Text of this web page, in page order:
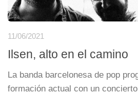
11/06/2021
Ilsen, alto en el camino
La banda barcelonesa de pop
formación actual con un